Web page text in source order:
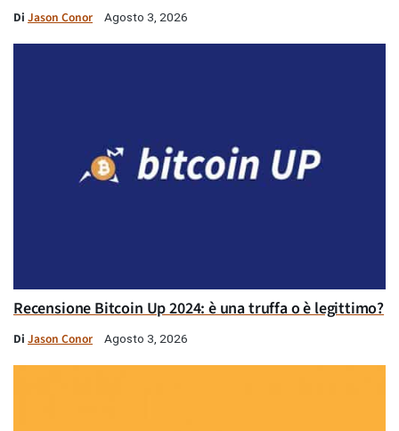
Di Jason Conor Agosto 3, 2026
Recensione Bitcoin Up 2024: è una truffa o è legittimo?
Di Jason Conor Agosto 3, 2026